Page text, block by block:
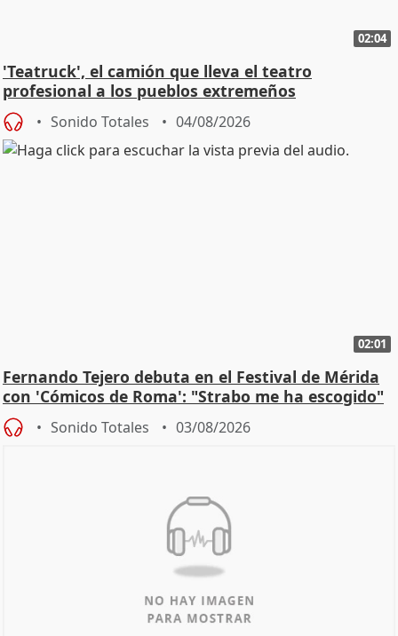
02:04
'Teatruck', el camión que lleva el teatro
profesional a los pueblos extremeños
Sonido Totales 04/08/2026
02:01
Fernando Tejero debuta en el Festival de Mérida
con 'Cómicos de Roma': "Strabo me ha escogido"
Sonido Totales 03/08/2026